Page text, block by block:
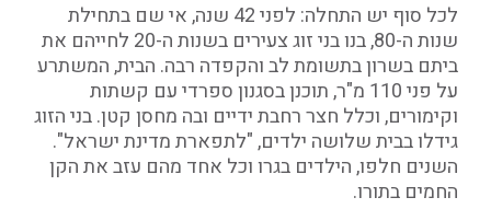
לכל סוף יש התחלה: לפני 42 שנה, אי שם בתחילת
שנות ה-80, בנו בני זוג צעירים בשנות ה-20 לחייהם את
ביתם בשרון בתשומת לב והקפדה רבה. הבית, המשתרע
על פני 110 מ"ר, תוכנן בסגנון ספרדי עם קשתות
וקימורים, וכלל חצר רחבת ידיים ובה מחסן קטן. בני הזוג
גידלו בבית שלושה ילדים, "לתפארת מדינת ישראל".
השנים חלפו, הילדים בגרו וכל אחד מהם עזב את הקן
החמים בתורו.